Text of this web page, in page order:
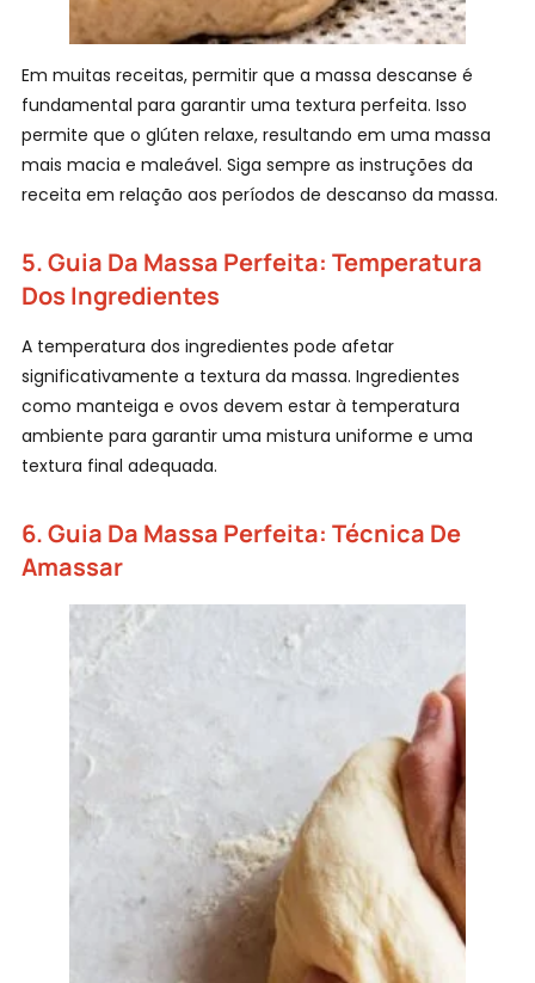
Em muitas receitas, permitir que a massa descanse é
fundamental para garantir uma textura perfeita. Isso
permite que o glúten relaxe, resultando em uma massa
mais macia e maleável. Siga sempre as instruções da
receita em relação aos períodos de descanso da massa.
5.Guia Da Massa Perfeita: Temperatura
Dos Ingredientes
A temperatura dos ingredientes pode afetar
significativamente a textura da massa. Ingredientes
como manteiga e ovos devem estar à temperatura
ambiente para garantir uma mistura uniforme e uma
textura final adequada.
6.Guia Da Massa Perfeita: Técnica De
Amassar